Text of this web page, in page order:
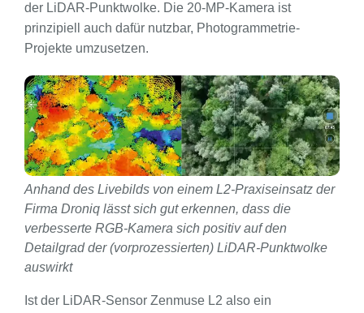
der LiDAR-Punktwolke. Die 20-MP-Kamera ist
prinzipiell auch dafür nutzbar, Photogrammetrie-
Projekte umzusetzen.
Anhand des Livebilds von einem L2-Praxiseinsatz der
Firma Droniq lässt sich gut erkennen, dass die
verbesserte RGB-Kamera sich positiv auf den
Detailgrad der (vorprozessierten) LiDAR-Punktwolke
auswirkt
Ist der LiDAR-Sensor Zenmuse L2 also ein